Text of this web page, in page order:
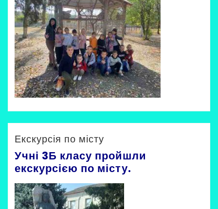
Uncategorized
Невірна Ірина
Екскурсія по місту
Учні 3Б класу пройшли
екскурсією по місту.